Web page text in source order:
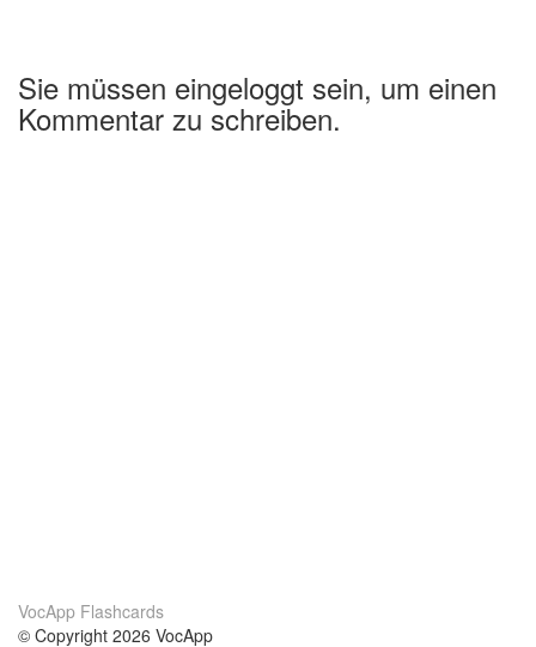
Sie müssen eingeloggt sein, um einen
Kommentar zu schreiben.
VocApp Flashcards
© Copyright 2026 VocApp